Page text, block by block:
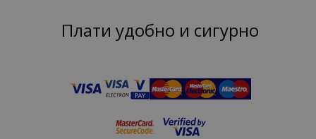
Плати удобно и сигурно